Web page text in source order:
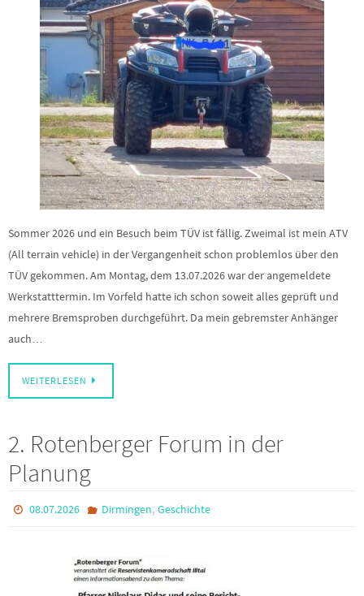
Sommer 2026 und ein Besuch beim TÜV ist fällig. Zweimal ist mein ATV
(All terrain vehicle) in der Vergangenheit schon problemlos über den
TÜV gekommen. Am Montag, dem 13.07.2026 war der angemeldete
Werkstatttermin. Im Vorfeld hatte ich schon soweit alles geprüft und
mehrere Bremsproben durchgeführt. Da mein gebremster Anhänger
auch…
WEITERLESEN
2. Rotenberger Forum in der
Planung
08.07.2026 Dirmingen, Geschichte